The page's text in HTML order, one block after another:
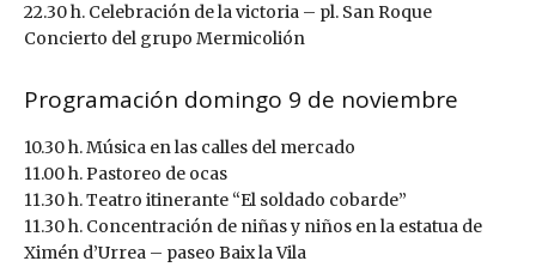
22.30 h. Celebración de la victoria – pl. San Roque
Concierto del grupo Mermicolión
Programación domingo 9 de noviembre
10.30 h. Música en las calles del mercado
11.00 h. Pastoreo de ocas
11.30 h. Teatro itinerante “El soldado cobarde”
11.30 h. Concentración de niñas y niños en la estatua de
Ximén d’Urrea – paseo Baix la Vila